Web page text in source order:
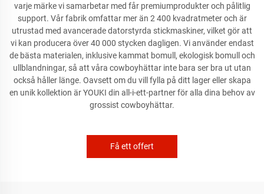
varje märke vi samarbetar med får premiumprodukter och pålitlig
support. Vår fabrik omfattar mer än 2 400 kvadratmeter och är
utrustad med avancerade datorstyrda stickmaskiner, vilket gör att
vi kan producera över 40 000 stycken dagligen. Vi använder endast
de bästa materialen, inklusive kammat bomull, ekologisk bomull och
ullblandningar, så att våra cowboyhättar inte bara ser bra ut utan
också håller länge. Oavsett om du vill fylla på ditt lager eller skapa
en unik kollektion är YOUKI din all-i-ett-partner för alla dina behov av
grossist cowboyhättar.
Få ett offert